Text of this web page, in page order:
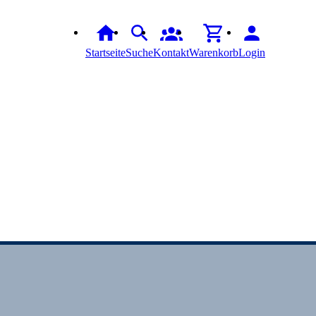
StartseiteSucheKontaktWarenkorbLogin